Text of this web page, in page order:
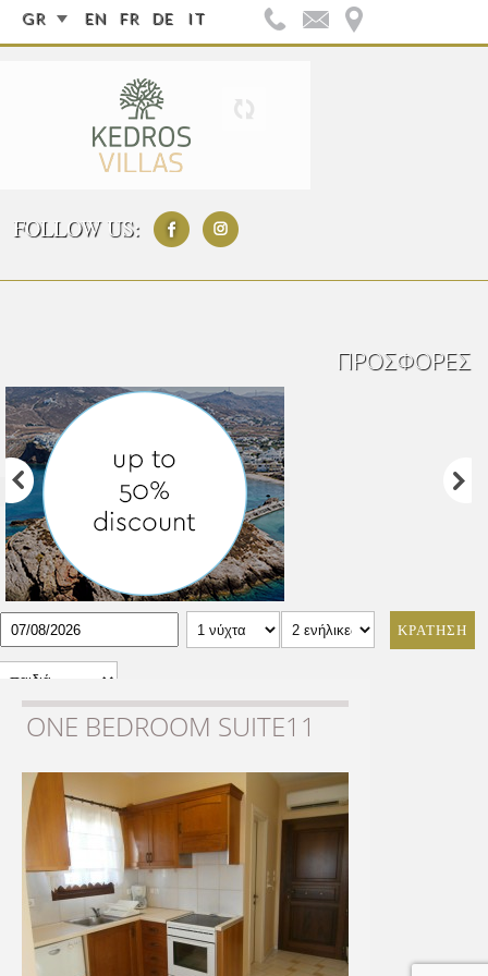
GR EN FR DE IT
FOLLOW US:
ΠΡΟΣΦΟΡΈΣ
ΚΡΑΤΗΣΗ
ONE BEDROOM SUITE11